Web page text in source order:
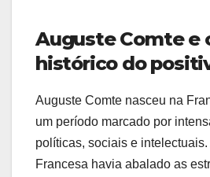
Auguste Comte e
histórico do
Auguste Comte nasceu na
um período marcado por
políticas, sociais e
Francesa havia abalado as